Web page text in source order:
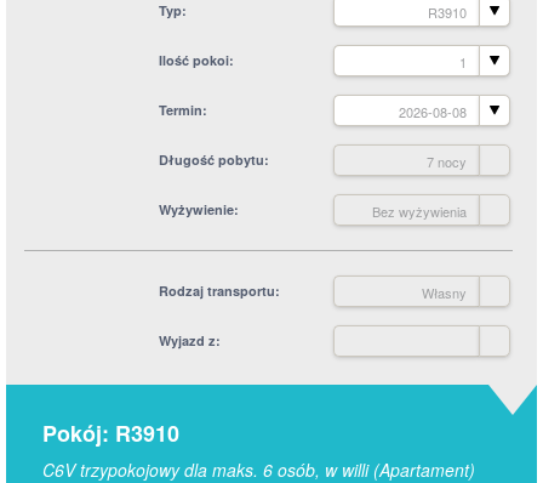
Typ R3910
Ilość pokoi 1
Termin 2026-08-08
Długość pobytu 7 nocy
Wyżywienie Bez wyżywienia
Rodzaj transportu Własny
Wyjazd z
Pokój: R3910
C6V trzypokojowy dla maks. 6 osób, w willi (Apartament)